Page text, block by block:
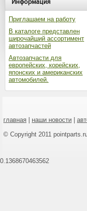
Информация
Приглашаем на работу
В каталоге представлен
широчайший ассортимент
автозапчастей
Автозапчасти для
европейских, корейских,
японских и американских
автомобилей.
главная наши новости
© Copyright 2011
0.1368670463562